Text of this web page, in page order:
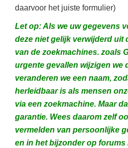
daarvoor het juiste formulier)
Let op: Als we uw gegevens
deze niet gelijk verwijderd uit
van de zoekmachines. zoals
urgente gevallen wijzigen we
veranderen we een naam,
herleidbaar is als mensen
via een zoekmachine. Maar
garantie. Wees daarom zelf
vermelden van persoonlijke
en in het bijzonder op forums